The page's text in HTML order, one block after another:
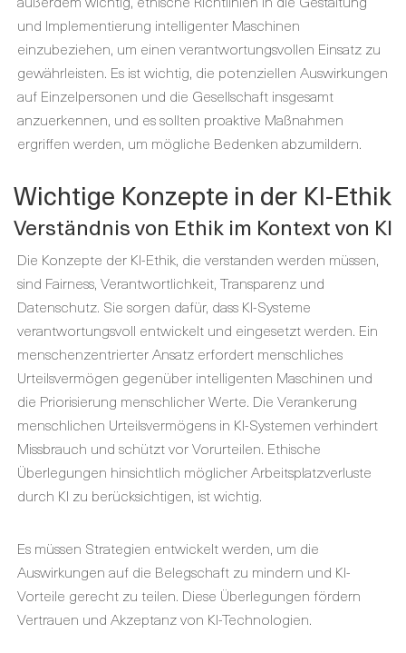
und Implementierung intelligenter Maschinen
einzubeziehen, um einen verantwortungsvollen Einsatz zu
gewährleisten. Es ist wichtig, die potenziellen Auswirkungen
auf Einzelpersonen und die Gesellschaft insgesamt
anzuerkennen, und es sollten proaktive Maßnahmen
ergriffen werden, um mögliche Bedenken abzumildern.
Wichtige Konzepte in der KI-Ethik
Verständnis von Ethik im Kontext von KI
Die Konzepte der KI-Ethik, die verstanden werden müssen,
sind Fairness, Verantwortlichkeit, Transparenz und
Datenschutz. Sie sorgen dafür, dass KI-Systeme
verantwortungsvoll entwickelt und eingesetzt werden. Ein
menschenzentrierter Ansatz erfordert menschliches
Urteilsvermögen gegenüber intelligenten Maschinen und
die Priorisierung menschlicher Werte. Die Verankerung
menschlichen Urteilsvermögens in KI-Systemen verhindert
Missbrauch und schützt vor Vorurteilen. Ethische
Überlegungen hinsichtlich möglicher Arbeitsplatzverluste
durch KI zu berücksichtigen, ist wichtig.
Es müssen Strategien entwickelt werden, um die
Auswirkungen auf die Belegschaft zu mindern und KI-
Vorteile gerecht zu teilen. Diese Überlegungen fördern
Vertrauen und Akzeptanz von KI-Technologien.